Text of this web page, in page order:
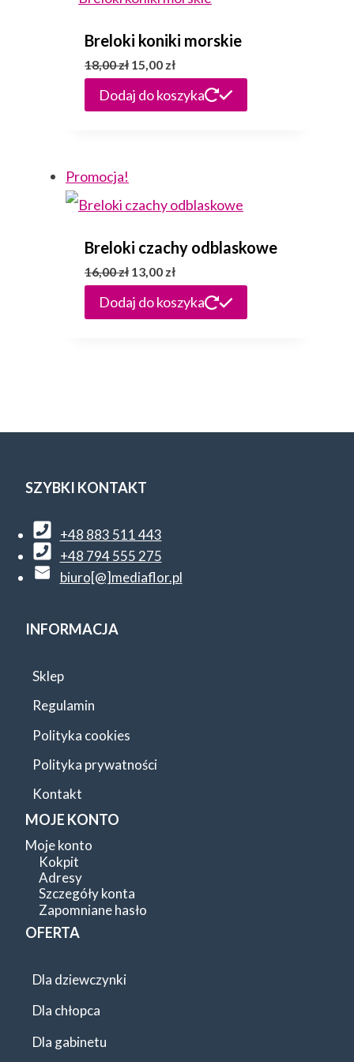
Breloki koniki morskie
18,00zł Pierwotna
cena
wynosiła:
15,00 złAktualna
cena
wynosi:
Dodaj do koszyka
Promocja!
Breloki czachy odblaskowe
16,00zł Pierwotna
cena
wynosiła:
13,00 złAktualna
cena
wynosi:
Dodaj do koszyka
SZYBKI KONTAKT
+48 883 511 443
+48 794 555 275
biuro[@]mediaflor.pl
INFORMACJA
Sklep
Regulamin
Polityka cookies
Polityka prywatności
Kontakt
MOJE KONTO
Moje konto
Kokpit
Adresy
Szczegóły konta
Zapomniane hasło
OFERTA
Dla dziewczynki
Dla chłopca
Dla gabinetu